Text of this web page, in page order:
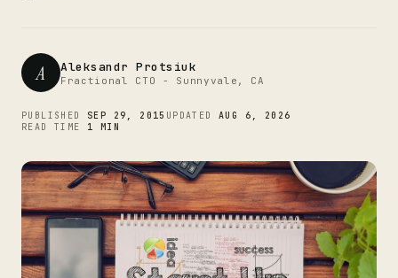
A Aleksandr Protsiuk
Fractional CTO - Sunnyvale, CA
PUBLISHED SEP 29, 2015 UPDATEDAUG 6, 2026
READ TIME 1 MIN